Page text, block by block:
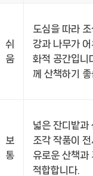
쉬
움
도심을 따라
강과 나무가
화적 공간입니
께 산책하기 좋
보
통
넓은 잔디밭과
조각 작품이
유로운 산책과
적합합니다.